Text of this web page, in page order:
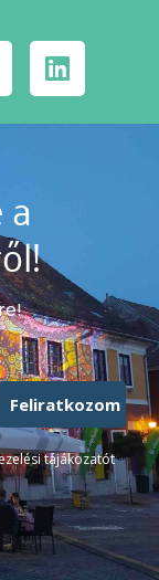
Feliratkozom
tájákozatót